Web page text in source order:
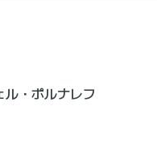
ル・ポルナレフ